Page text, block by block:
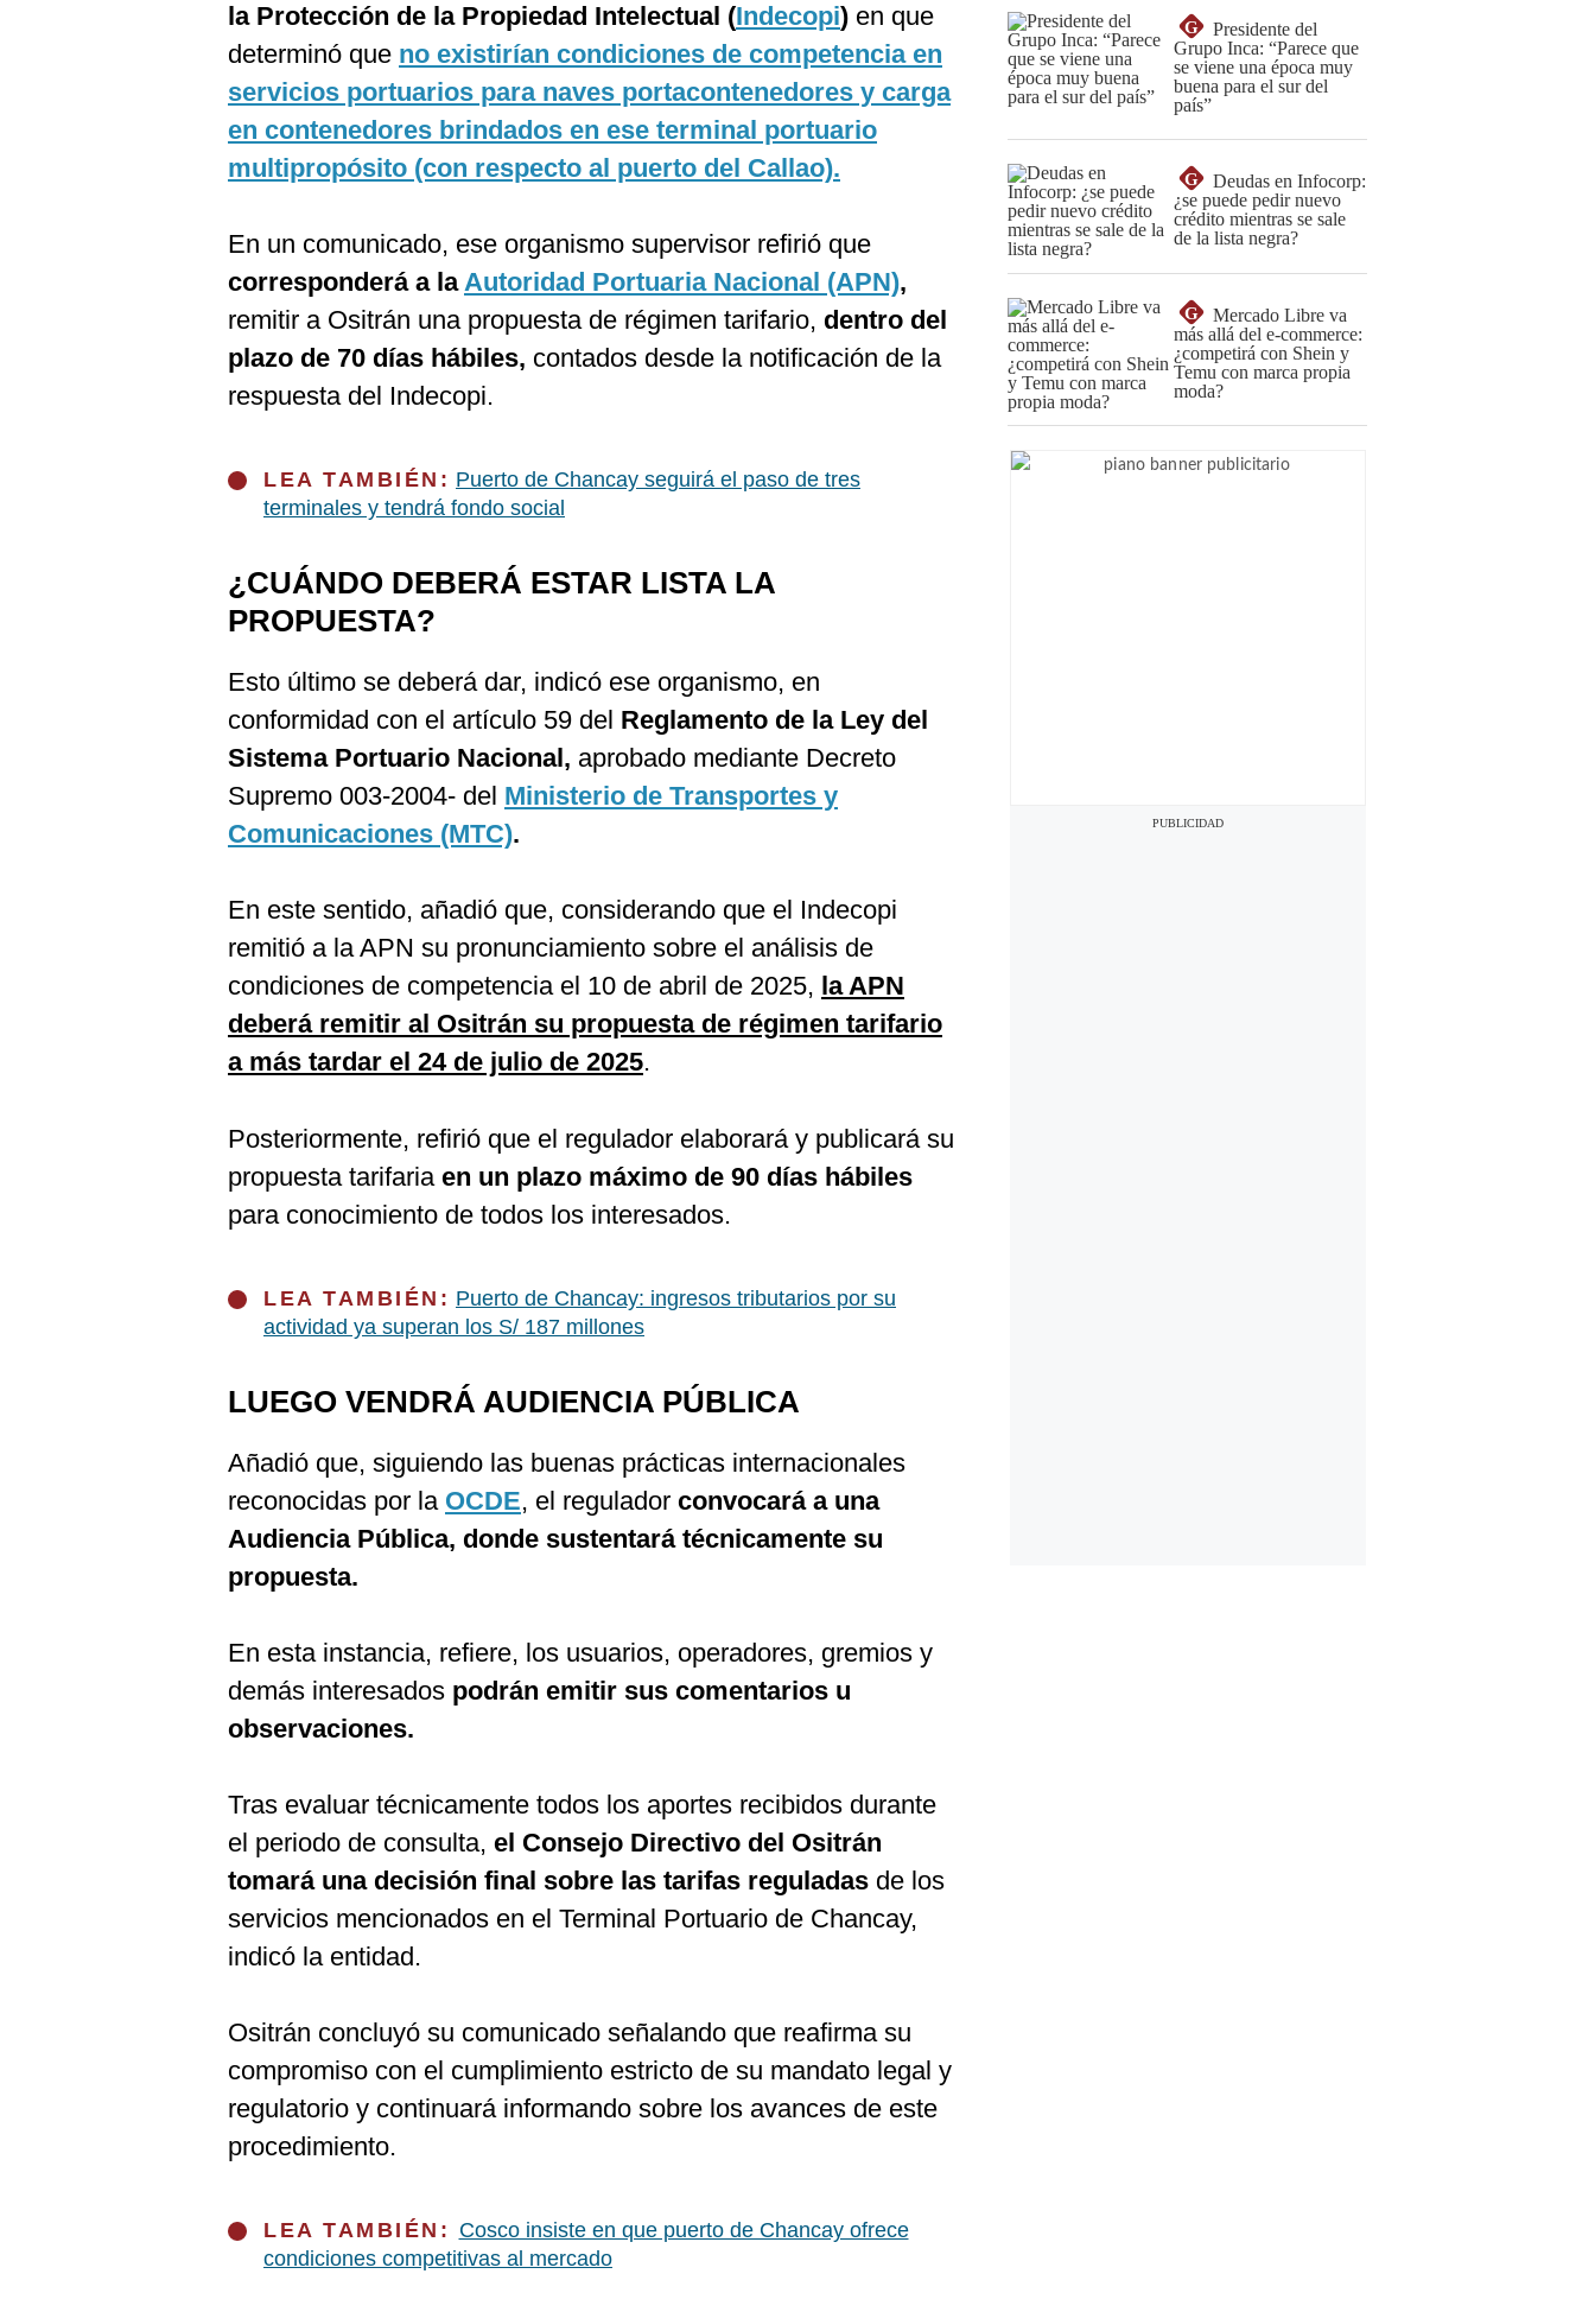
la Protección de la Propiedad Intelectual (Indecopi) en que
determinó que no existirían condiciones de competencia en
servicios portuarios para naves portacontenedores y carga
en contenedores brindados en ese terminal portuario
multipropósito (con respecto al puerto del Callao).
En un comunicado, ese organismo supervisor refirió que
corresponderá a laAutoridad Portuaria Nacional (APN),
remitir a Ositrán una propuesta de régimen tarifario, dentro del
plazo de 70 días hábiles, contados desde la notificación de la
respuesta del Indecopi.
LEA TAMBIÉN: Puerto de Chancay seguirá el paso de tres
terminales y tendrá fondo social
¿CUÁNDO DEBERÁ ESTAR LISTA LA
PROPUESTA?
Esto último se deberá dar, indicó ese organismo, en
conformidad con el artículo 59 del Reglamento de la Ley del
Sistema Portuario Nacional, aprobado mediante Decreto
Supremo 003-2004- del Ministerio de Transportes y
Comunicaciones (MTC).
En este sentido, añadió que, considerando que el Indecopi
remitió a la APN su pronunciamiento sobre el análisis de
condiciones de competencia el 10 de abril de 2025, la APN
deberá remitir al Ositrán su propuesta de régimen tarifario
a más tardar el 24 de julio de 2025.
Posteriormente, refirió que el regulador elaborará y publicará su
propuesta tarifaria en un plazo máximo de 90 días hábiles
para conocimiento de todos los interesados.
LEA TAMBIÉN: Puerto de Chancay: ingresos tributarios por su
actividad ya superan los S/ 187 millones
LUEGO VENDRÁ AUDIENCIA PÚBLICA
Añadió que, siguiendo las buenas prácticas internacionales
reconocidas por la OCDE, el regulador convocará a una
Audiencia Pública, donde sustentará técnicamente su
propuesta.
En esta instancia, refiere, los usuarios, operadores, gremios y
demás interesados podrán emitir sus comentarios u
observaciones.
Tras evaluar técnicamente todos los aportes recibidos durante
el periodo de consulta, el Consejo Directivo del Ositrán
tomará una decisión final sobre las tarifas reguladas de los
servicios mencionados en el Terminal Portuario de Chancay,
indicó la entidad.
Ositrán concluyó su comunicado señalando que reafirma su
compromiso con el cumplimiento estricto de su mandato legal y
regulatorio y continuará informando sobre los avances de este
procedimiento.
LEA TAMBIÉN: Cosco insiste en que puerto de Chancay ofrece
condiciones competitivas al mercado
G
Presidente del
Grupo Inca: “Parece que
se viene una época muy
buena para el sur del
país”
G
Deudas en Infocorp:
¿se puede pedir nuevo
crédito mientras se sale
de la lista negra?
G
Mercado Libre va
más allá del e-commerce:
¿competirá con Shein y
Temu con marca propia
moda?